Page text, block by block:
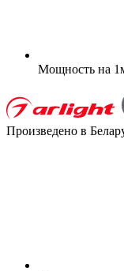
Мощность на
Произведено в